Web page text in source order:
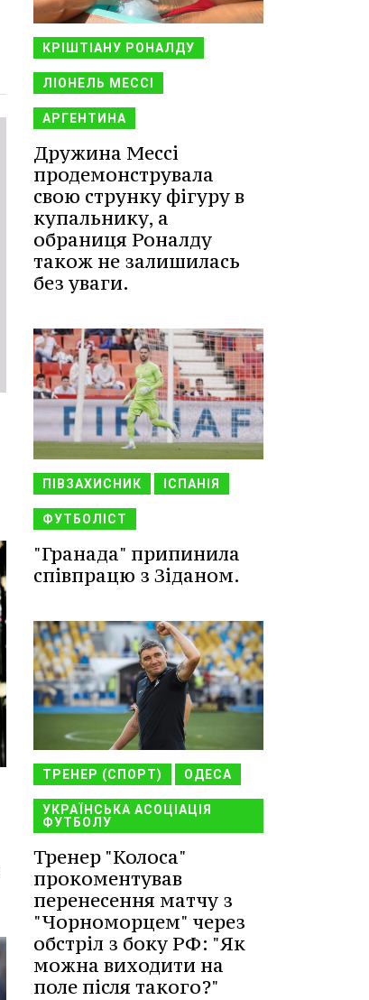
КРІШТІАНУ РОНАЛДУ
ЛІОНЕЛЬ МЕССІ
АРГЕНТИНА
Дружина Мессі
продемонструвала
свою струнку фігуру в
купальнику, а
обраниця Роналду
також не залишилась
без уваги.
ПІВЗАХИСНИК ІСПАНІЯ
ФУТБОЛІСТ
"Гранада" припинила
співпрацю з Зіданом.
ТРЕНЕР (СПОРТ) ОДЕСА
УКРАЇНСЬКА АСОЦІАЦІЯ
ФУТБОЛУ
Тренер "Колоса"
прокоментував
перенесення матчу з
"Чорноморцем" через
обстріл з боку РФ: "Як
можна виходити на
поле після такого?"